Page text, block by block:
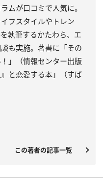
ムが口コミで人気に。
フスタイルやトレン
執筆するかたわら、エ
も実施。著書に「その
」（情報センター出版
と恋愛する本」（すば
この著者の記事一覧